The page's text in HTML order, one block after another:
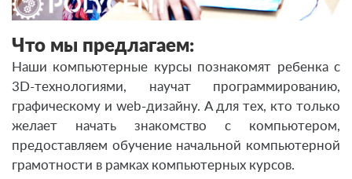
Что мы предлагаем:
Наши компьютерные курсы познакомят ребенка с
3D-технологиями, научат программированию,
графическому и web-дизайну. А для тех, кто только
желает начать знакомство с компьютером,
предоставляем обучение начальной компьютерной
грамотности в рамках компьютерных курсов.